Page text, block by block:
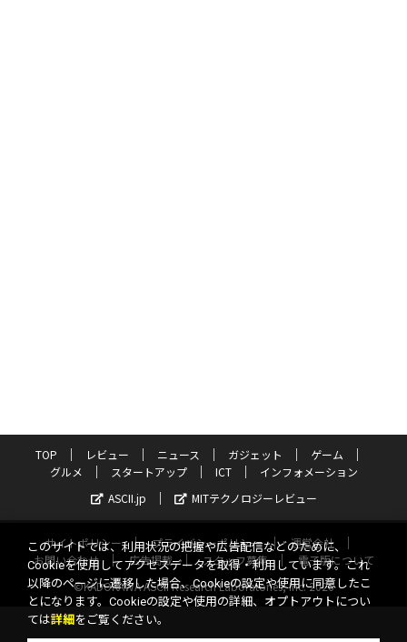
TOP レビュー ニュース ガジェット
ゲーム
グルメ
スタートアップ ICT
インフォメーション
ASCII.jp
MITテクノロジーレビュー
サイトポリシー プライバシーポリシー
運営会社
お問い合わせ
広告掲載 スタッフ募集
電子版について
©KADOKAWA ASCII Research Laboratories, Inc. 2026
このサイトでは、利用状況の把握や広告配信などのために、
Cookieを使用してアクセスデータを取得・利用しています。これ
以降のページに遷移した場合、Cookieの設定や使用に同意したこ
とになります。Cookieの設定や使用の詳細、オプトアウトについ
ては詳細 をご覧ください。